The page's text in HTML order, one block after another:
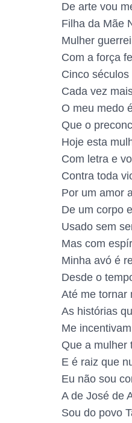
De arte vou
Filha da Mãe
Mulher
Com a força
Cinco
Cada vez
O meu medo
Que o
Hoje esta
Com letra e
Contra toda
Por um amor
De um corpo
Usado sem
Mas com
Minha avó é
Desde o
Até me tornar
As histórias
Me
Que a mulher
E é raiz que
Eu não sou
A de José de
Sou do povo